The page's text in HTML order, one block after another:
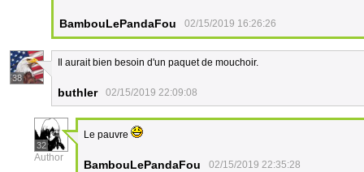
BambouLePandaFou 02/15/2019 16:26:26
38
Il aurait bien besoin d'un paquet de mouchoir.
buthler 02/15/2019 22:09:08
32
Author
Le pauvre
BambouLePandaFou 02/15/2019 22:35:28